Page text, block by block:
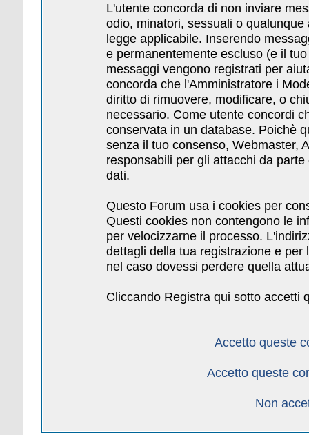
L'utente concorda di non inviare
odio, minatori, sessuali o
legge applicabile. Inserendo
e permanentemente escluso (e il
messaggi vengono registrati per
concorda che l'Amministratore i
diritto di rimuovere, modificare, o
necessario. Come utente concordi
conservata in un database. Poichè
senza il tuo consenso, Webmaster,
responsabili per gli attacchi da
dati.
Questo Forum usa i cookies per
Questi cookies non contengono le
per velocizzarne il processo.
dettagli della tua registrazione e
nel caso dovessi perdere quella
Cliccando Registra qui sotto accetti
Accetto queste
Accetto queste
Non